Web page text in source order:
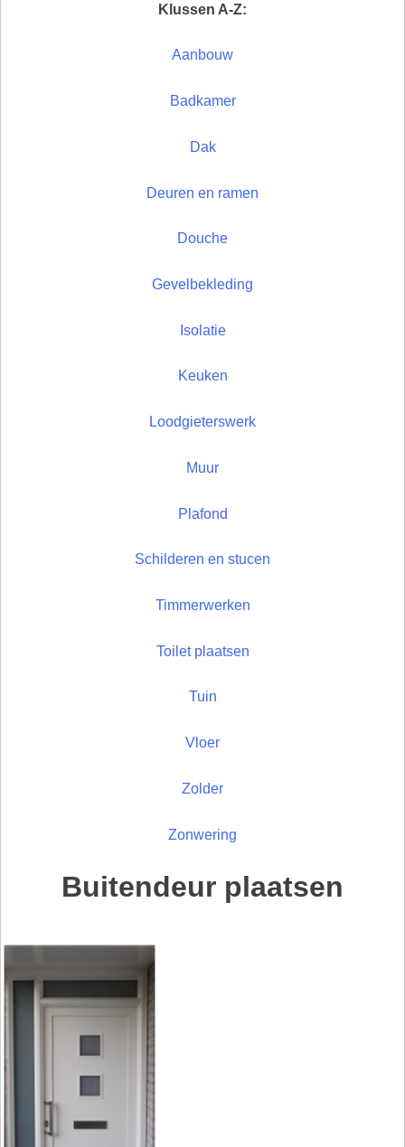
Klussen A-Z:
Aanbouw
Badkamer
Dak
Deuren en ramen
Douche
Gevelbekleding
Isolatie
Keuken
Loodgieterswerk
Muur
Plafond
Schilderen en stucen
Timmerwerken
Toilet plaatsen
Tuin
Vloer
Zolder
Zonwering
Buitendeur plaatsen